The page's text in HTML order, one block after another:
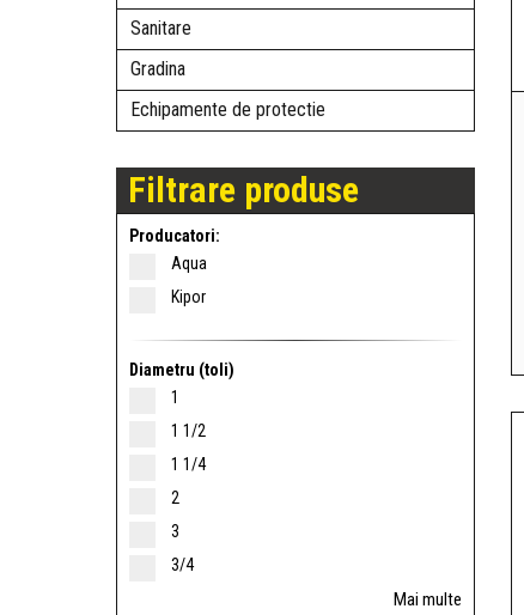
Sanitare
Gradina
Echipamente de protectie
Filtrare produse
Producatori:
Aqua
Kipor
Diametru (toli)
1
1 1/2
1 1/4
2
3
3/4
Mai multe